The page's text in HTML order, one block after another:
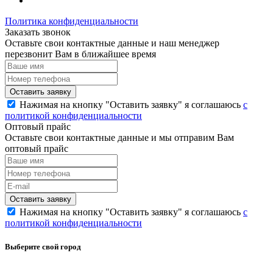
Политика конфиденциальности
Заказать звонок
Оставьте свои контактные данные и наш менеджер
перезвонит Вам в ближайшее время
Нажимая на кнопку "Оставить заявку" я соглашаюсь с
политикой конфиденциальности
Оптовый прайс
Оставьте свои контактные данные и мы отправим Вам
оптовый прайс
Нажимая на кнопку "Оставить заявку" я соглашаюсь с
политикой конфиденциальности
Выберите свой город